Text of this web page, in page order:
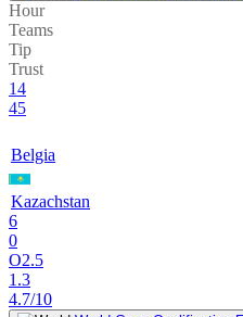
Hour
Teams
Tip
Trust
14
45
Belgia
Kazachstan
6
0
O2.5
1.3
4.7/10